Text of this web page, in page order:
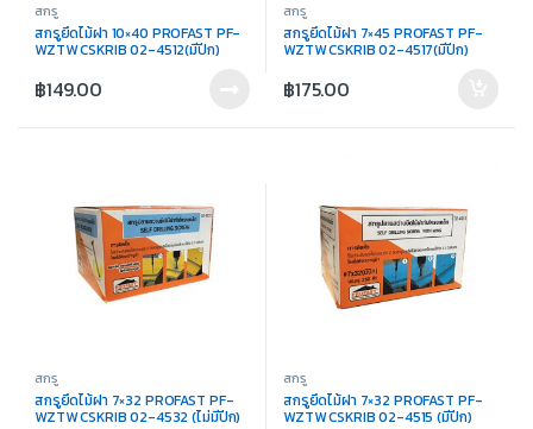
สกรู
สกรูยึดไม้ฝา 10×40 PROFAST PF-
WZTW CSKRIB 02-4512(มีปีก)
฿149.00
สกรู
สกรูยึดไม้ฝา 7×45 PROFAST PF-
WZTW CSKRIB 02-4517(มีปีก)
฿175.00
สกรู
สกรูยึดไม้ฝา 7×32 PROFAST PF-
WZTW CSKRIB 02-4532 (ไม่มีปีก)
สกรู
สกรูยึดไม้ฝา 7×32 PROFAST PF-
WZTW CSKRIB 02-4515 (มีปีก)